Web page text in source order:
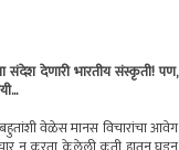
संदेश देणारी भारतीय संस्कृती! पण,
वेळेस मानस विचारांचा आवेग